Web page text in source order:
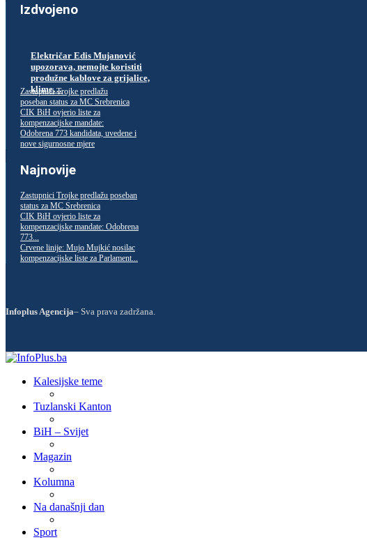
Izdvojeno
Električar Edis Mujanović
upozorava, nemojte koristiti
produžne kablove za grijalice,
klime…
Zastupnici Trojke predlažu
poseban status za MC Srebrenica
CIK BiH ovjerio liste za
kompenzacijske mandate:
Odobrena 773 kandidata, uvedene i
nove sigurnosne mjere
Najnovije
Zastupnici Trojke predlažu poseban
status za MC Srebrenica
CIK BiH ovjerio liste za
kompenzacijske mandate: Odobrena
773...
Crvene linije: Mujo Mujkić nosilac
kompenzacijske liste za Parlament...
Infoplus Agencija– Sva prava zadržana.
Kalesijske teme
Tuzlanski Kanton
BiH – Svijet
Magazin
Kolumna
Na današnji dan
Sport